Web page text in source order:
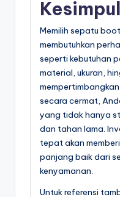
Memilih sepatu
membutuhkan
seperti kebutuhan
material, ukuran,
secara cermat,
yang tidak hanya
dan tahan lama.
tepat akan
panjang baik dari
kenyamanan.
Untuk referensi